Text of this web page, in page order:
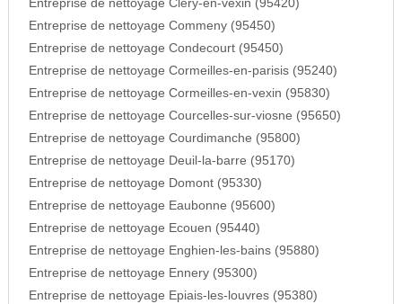
Entreprise de nettoyage Clery-en-vexin (95420)
Entreprise de nettoyage Commeny (95450)
Entreprise de nettoyage Condecourt (95450)
Entreprise de nettoyage Cormeilles-en-parisis (95240)
Entreprise de nettoyage Cormeilles-en-vexin (95830)
Entreprise de nettoyage Courcelles-sur-viosne (95650)
Entreprise de nettoyage Courdimanche (95800)
Entreprise de nettoyage Deuil-la-barre (95170)
Entreprise de nettoyage Domont (95330)
Entreprise de nettoyage Eaubonne (95600)
Entreprise de nettoyage Ecouen (95440)
Entreprise de nettoyage Enghien-les-bains (95880)
Entreprise de nettoyage Ennery (95300)
Entreprise de nettoyage Epiais-les-louvres (95380)